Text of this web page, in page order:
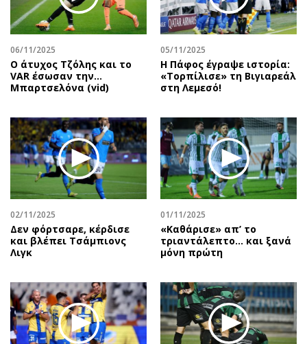
Αθλητισμός
Κύπρος
Ελλάδα
Διεθνή
Κληρώσεις Allwyn
Οικονομία
Real Estate
Επιχειρήσεις
Αγορές
Money Review
AstroBank Properties
Trends
Ναυτιλία
Περιβάλλον
Ελλάδα
Geek
Νέα
Κινητά-tablets
Social
Αυτοκίνηση
Πολιτική
Οικονομία
Γενικά
Αναδρομές
Πρόσωπα
Περιβάλλον
Good Life
Showbiz
Ταξίδια
Συνταγές
06/11/2025
Ο άτυχος Τζόλης και το
VAR έσωσαν την…
Μπαρτσελόνα (vid)
05/11/2025
Η Πάφος έγραψε ιστορία:
«Τορπίλισε» τη Βιγιαρεάλ
στη Λεμεσό!
02/11/2025
Δεν φόρτσαρε, κέρδισε
και βλέπει Τσάμπιονς
Λιγκ
01/11/2025
«Καθάρισε» απ’ το
τριαντάλεπτο… και ξανά
μόνη πρώτη